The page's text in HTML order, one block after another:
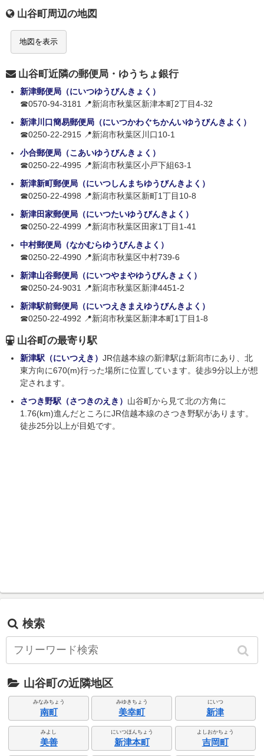
山谷町周辺の地図
地図を表示
山谷町近隣の郵便局・ゆうちょ銀行
新津郵便局（にいつゆうびんきょく）
☎0570-94-3181 📍新潟市秋葉区新津本町2丁目4-32
新津川口簡易郵便局（にいつかわぐちかんいゆうびんきよく）
☎0250-22-2915 📍新潟市秋葉区川口10-1
小合郵便局（こあいゆうびんきょく）
☎0250-22-4995 📍新潟市秋葉区小戸下組63-1
新津新町郵便局（にいつしんまちゆうびんきよく）
☎0250-22-4998 📍新潟市秋葉区新町1丁目10-8
新津田家郵便局（にいつたいゆうびんきよく）
☎0250-22-4999 📍新潟市秋葉区田家1丁目1-41
中村郵便局（なかむらゆうびんきよく）
☎0250-22-4990 📍新潟市秋葉区中村739-6
新津山谷郵便局（にいつやまやゆうびんきょく）
☎0250-24-9031 📍新潟市秋葉区新津4451-2
新津駅前郵便局（にいつえきまえゆうびんきよく）
☎0250-22-4992 📍新潟市秋葉区新津本町1丁目1-8
山谷町の最寄り駅
新津駅（にいつえき） JR信越本線の新津駅は新潟市にあり、北
東方向に670(m)行った場所に位置しています。徒歩9分以上が想
定されます。
さつき野駅（さつきのえき） 山谷町から見て北の方角に
1.76(km)進んだところにJR信越本線のさつき野駅があります。
徒歩25分以上が目処です。
検索
山谷町の近隣地区
みなみちょう
南町
みゆきちょう
美幸町
にいつ
新津
みよし
美善
にいつほんちょう
新津本町
よしおかちょう
吉岡町